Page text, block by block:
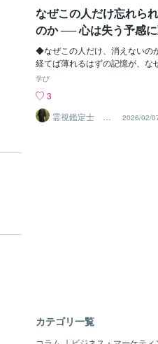
なぜこの人だけ忘れら
のか ── 心は失う予感
いる
◆なぜこの人だけ、消えないの
経てば薄れるはずの記憶が、な
の一人だけは色を失わないこと
も、頭では「もういい」と思っ
のどこかでその人の影が揺れて
れは執着というより、心が“失う
えが出ないままだからこそ、何
場面を思い出し、同じ感情を再
まう。◆心は、自分に都合のい
学び
3
霊視鑑定士 神
凪
2026/02/
カテゴリ一覧